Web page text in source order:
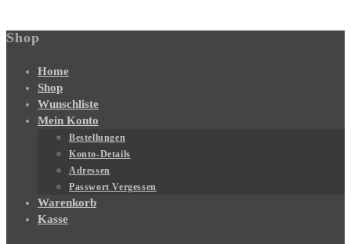
Shop
Home
Shop
Wunschliste
Mein Konto
Bestellungen
Konto-Details
Adressen
Passwort Vergessen
Warenkorb
Kasse